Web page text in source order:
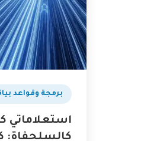
برمجة وقواعد
استعلاماتي
كالسلحفاة: